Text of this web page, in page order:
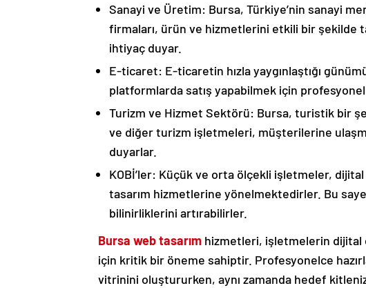
Sanayi ve Üretim: Bursa, Türkiye’nin sanayi
firmaları, ürün ve hizmetlerini etkili bir şekilde
ihtiyaç duyar.
E-ticaret: E-ticaretin hızla yaygınlaştığı
platformlarda satış yapabilmek için
Turizm ve Hizmet Sektörü: Bursa, turistik bir
ve diğer turizm işletmeleri, müşterilerine
duyarlar.
KOBİ’ler: Küçük ve orta ölçekli işletmeler,
tasarım hizmetlerine yönelmektedirler. Bu
bilinirliklerini artırabilirler.
Bursa web tasarım hizmetleri, işletmelerin dijital
için kritik bir öneme sahiptir. Profesyonelce
vitrinini oluştururken, aynı zamanda hedef